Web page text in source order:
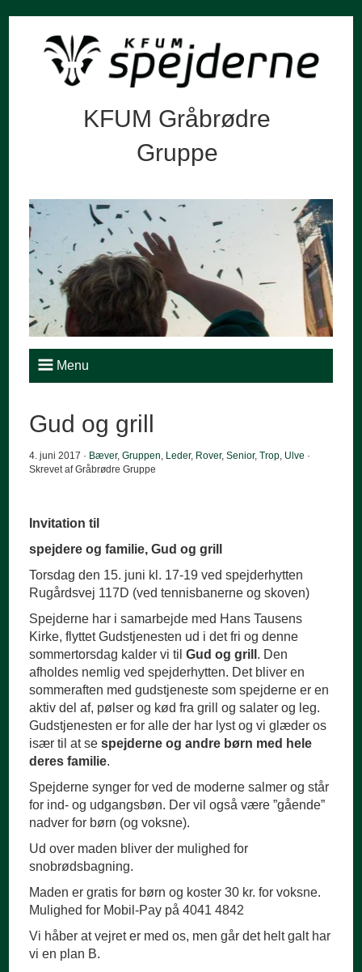
KFUM Gråbrødre
Gruppe
Menu
Gud og grill
4. juni 2017 · Bæver,Gruppen, Leder, Rover,Senior,Trop, Ulve ·
Skrevet af Gråbrødre Gruppe
Invitation til
spejdere og familie, Gud og grill
Torsdag den 15. juni kl. 17-19 ved spejderhytten
Rugårdsvej 117D (ved tennisbanerne og skoven)
Spejderne har i samarbejde med Hans Tausens
Kirke, flyttet Gudstjenesten ud i det fri og denne
sommertorsdag kalder vi tilGud og grill . Den
afholdes nemlig ved spejderhytten. Det bliver en
sommeraften med gudstjeneste som spejderne er en
aktiv del af, pølser og kød fra grill og salater og leg.
Gudstjenesten er for alle der har lyst og vi glæder os
især til at sespejderne og andre børn med hele
deres familie.
Spejderne synger for ved de moderne salmer og står
for ind- og udgangsbøn. Der vil også være ”gående”
nadver for børn (og voksne).
Ud over maden bliver der mulighed for
snobrødsbagning.
Maden er gratis for børn og koster 30 kr. for voksne.
Mulighed for Mobil-Pay på 4041 4842
Vi håber at vejret er med os, men går det helt galt har
vi en plan B.